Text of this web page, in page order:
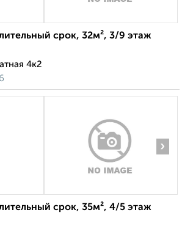
срок, 32м², 3/9 этаж
4к2
›
срок, 35м², 4/5 этаж